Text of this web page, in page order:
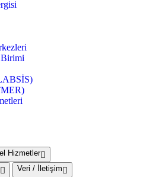
Birimi
Hizmetler
Veri / İletişim